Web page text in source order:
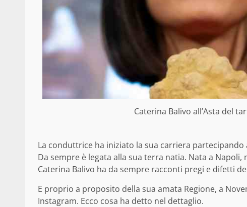
Caterina Balivo all’Asta del
La conduttrice ha iniziato la sua carriera partecipando
Da sempre è legata alla sua terra natia. Nata a
Caterina Balivo ha da sempre racconti pregi e difetti
E proprio a proposito della sua amata Regione, a
Instagram. Ecco cosa ha detto nel dettaglio.